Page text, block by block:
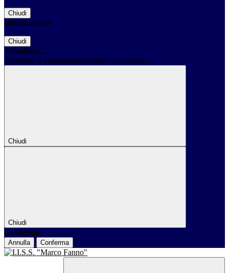
Chiudi
Informazione
Chiudi
Attendere...
Attendere il completamento dell'operazione...
Chiudi
Chiudi
Conferma
Annulla Conferma